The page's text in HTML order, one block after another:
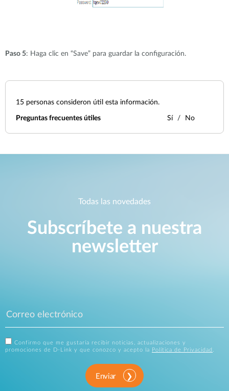
Paso 5: Haga clic en “Save” para guardar la configuración.
15 personas consideron útil esta información.
Preguntas frecuentes útiles Sí No
Todas las novedades
Subscríbete a nuestra
newsletter
Confirmo que me gustaría recibir noticias, actualizaciones y
promociones de D-Link y que conozco y acepto la
Política de Privacidad .
Enviar